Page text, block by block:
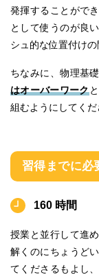
発揮することがで
として使うのが良
シュ的な位置付けの
ちなみに、物理基
はオーバーワーク
組むようにしてくだ
習得までに必
160 時間
授業と並行して進
解くのにちょうど
てくださるもよし